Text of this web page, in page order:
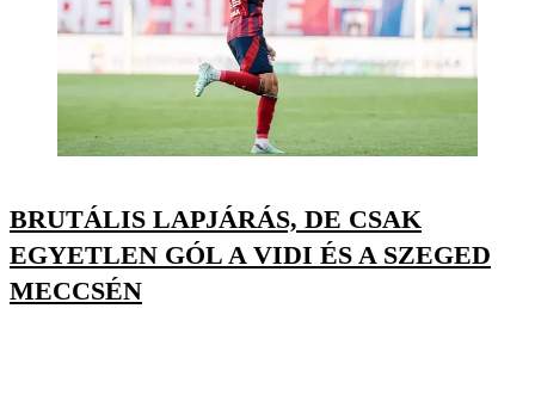
BRUTÁLIS LAPJÁRÁS, DE CSAK
EGYETLEN GÓL A VIDI ÉS A SZEGED
MECCSÉN